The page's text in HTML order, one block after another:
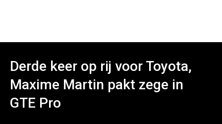
Derde keer op rij voor Toyota,
Maxime Martin pakt zege in
GTE Pro